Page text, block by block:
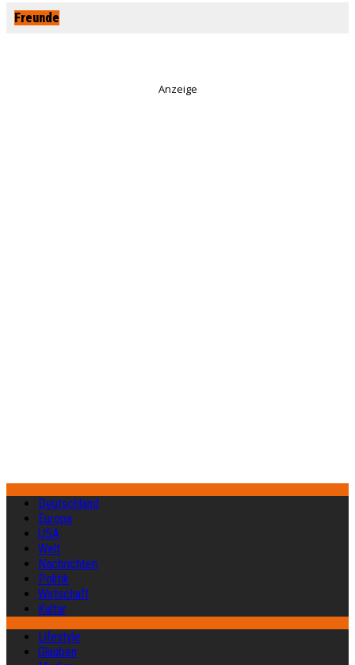
Freunde
Anzeige
Deutschland
Europa
USA
Welt
Nachrichten
Politik
Wirtschaft
Kultur
Lifestyle
Glauben